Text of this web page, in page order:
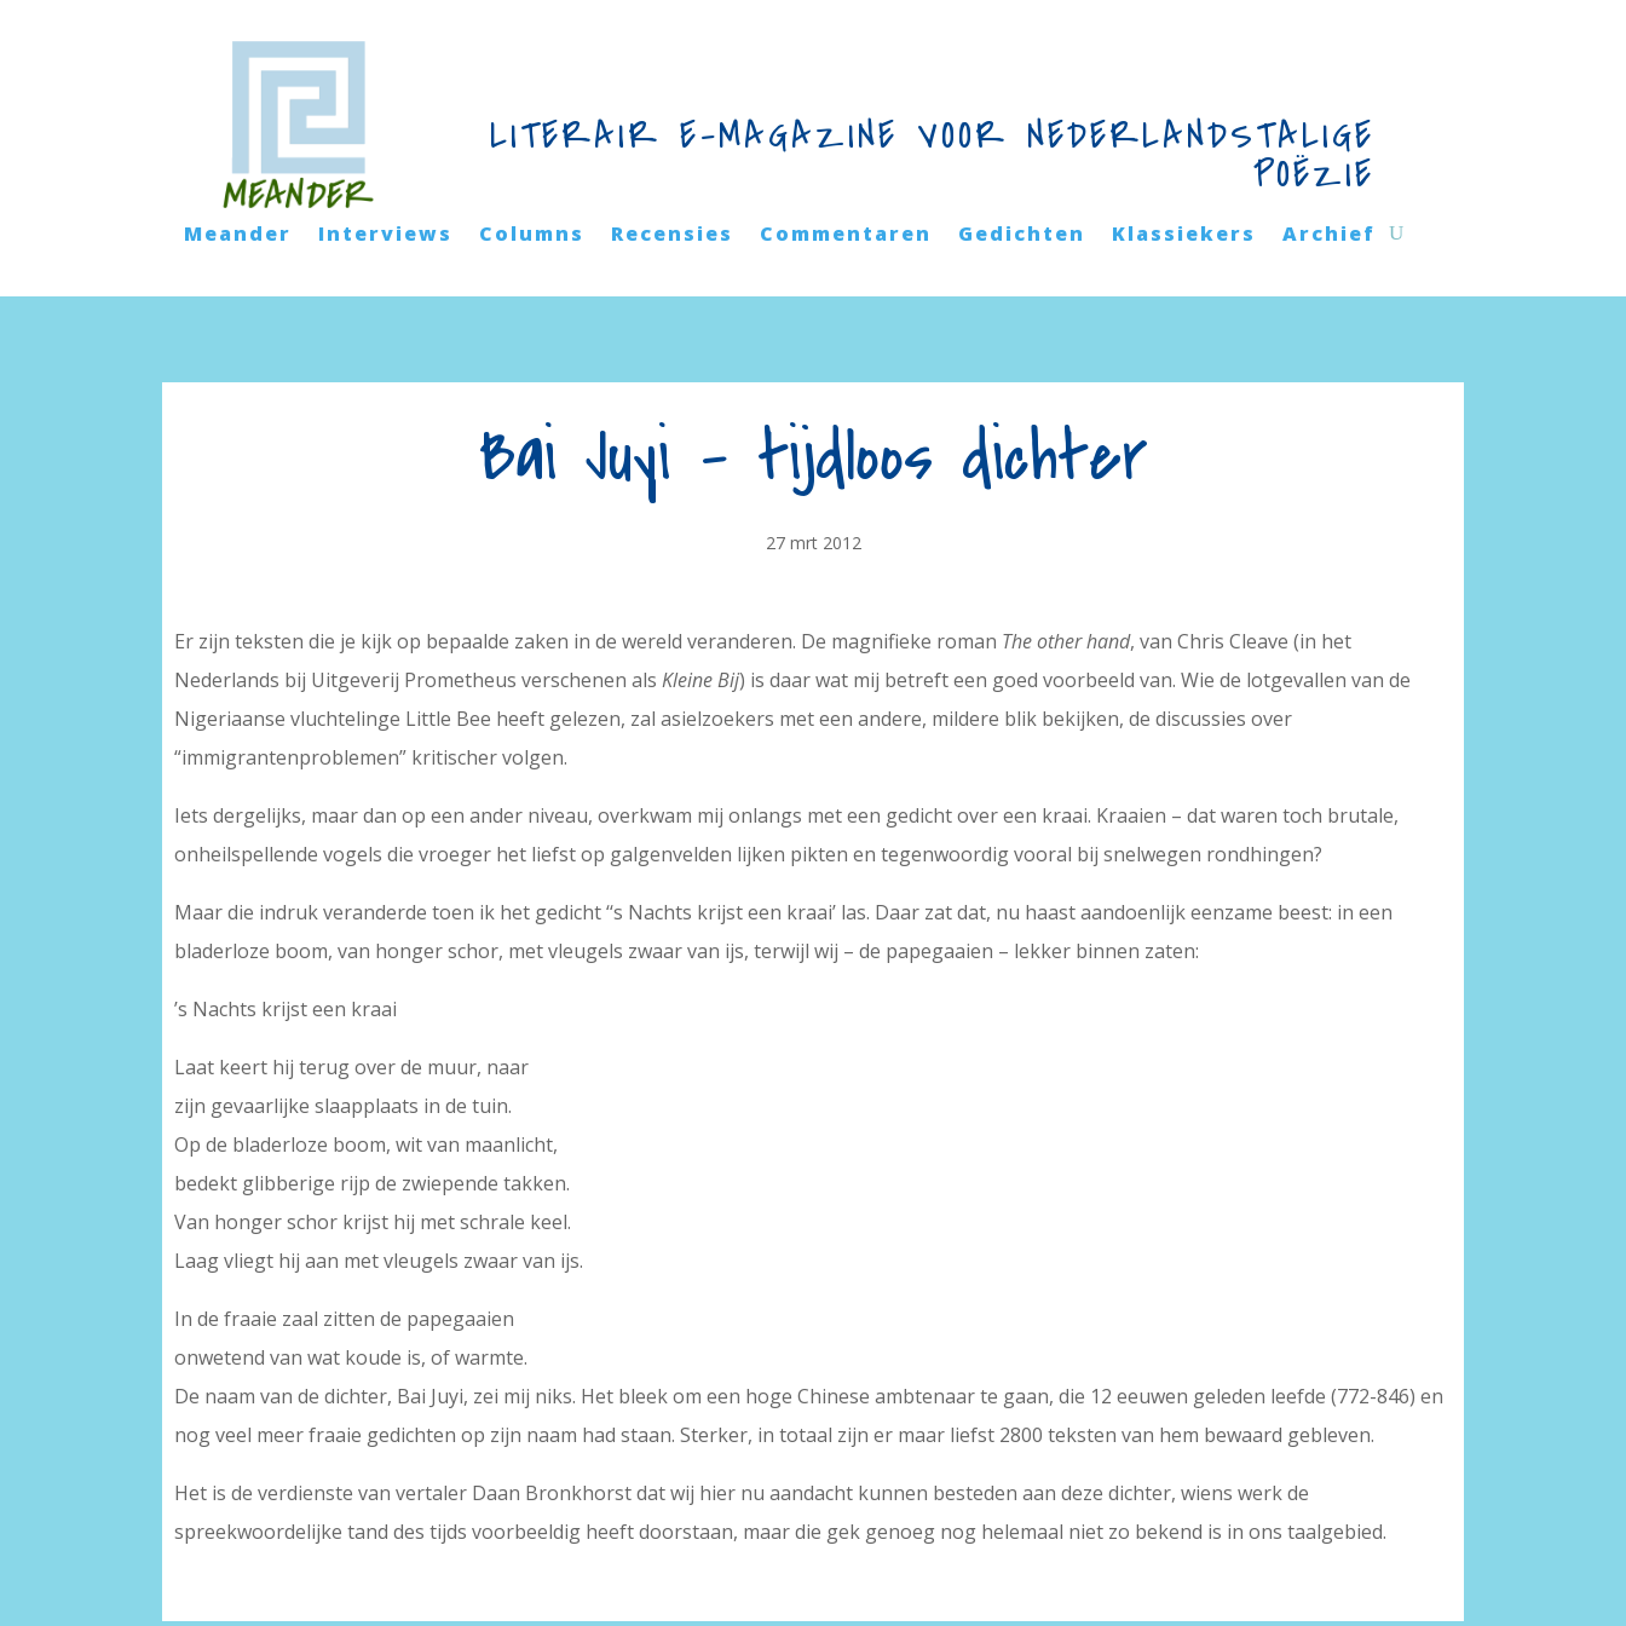
LITERAIR E-MAGAZINE VOOR NEDERLANDSTALIGE
POËZIE
Meander Interviews Columns Recensies Commentaren Gedichten Klassiekers Archief
Bai Juyi – tijdloos dichter
27 mrt 2012
Er zijn teksten die je kijk op bepaalde zaken in de wereld veranderen. De magnifieke roman The other hand, van Chris Cleave (in het
Nederlands bij Uitgeverij Prometheus verschenen alsKleine Bij) is daar wat mij betreft een goed voorbeeld van. Wie de lotgevallen van de
Nigeriaanse vluchtelinge Little Bee heeft gelezen, zal asielzoekers met een andere, mildere blik bekijken, de discussies over
“immigrantenproblemen” kritischer volgen.
Iets dergelijks, maar dan op een ander niveau, overkwam mij onlangs met een gedicht over een kraai. Kraaien – dat waren toch brutale,
onheilspellende vogels die vroeger het liefst op galgenvelden lijken pikten en tegenwoordig vooral bij snelwegen rondhingen?
Maar die indruk veranderde toen ik het gedicht ‘‘s Nachts krijst een kraai’ las. Daar zat dat, nu haast aandoenlijk eenzame beest: in een
bladerloze boom, van honger schor, met vleugels zwaar van ijs, terwijl wij – de papegaaien – lekker binnen zaten:
’s Nachts krijst een kraai
Laat keert hij terug over de muur, naar
zijn gevaarlijke slaapplaats in de tuin.
Op de bladerloze boom, wit van maanlicht,
bedekt glibberige rijp de zwiepende takken.
Van honger schor krijst hij met schrale keel.
Laag vliegt hij aan met vleugels zwaar van ijs.
In de fraaie zaal zitten de papegaaien
onwetend van wat koude is, of warmte.
De naam van de dichter, Bai Juyi, zei mij niks. Het bleek om een hoge Chinese ambtenaar te gaan, die 12 eeuwen geleden leefde (772-846) en
nog veel meer fraaie gedichten op zijn naam had staan. Sterker, in totaal zijn er maar liefst 2800 teksten van hem bewaard gebleven.
Het is de verdienste van vertaler Daan Bronkhorst dat wij hier nu aandacht kunnen besteden aan deze dichter, wiens werk de
spreekwoordelijke tand des tijds voorbeeldig heeft doorstaan, maar die gek genoeg nog helemaal niet zo bekend is in ons taalgebied.